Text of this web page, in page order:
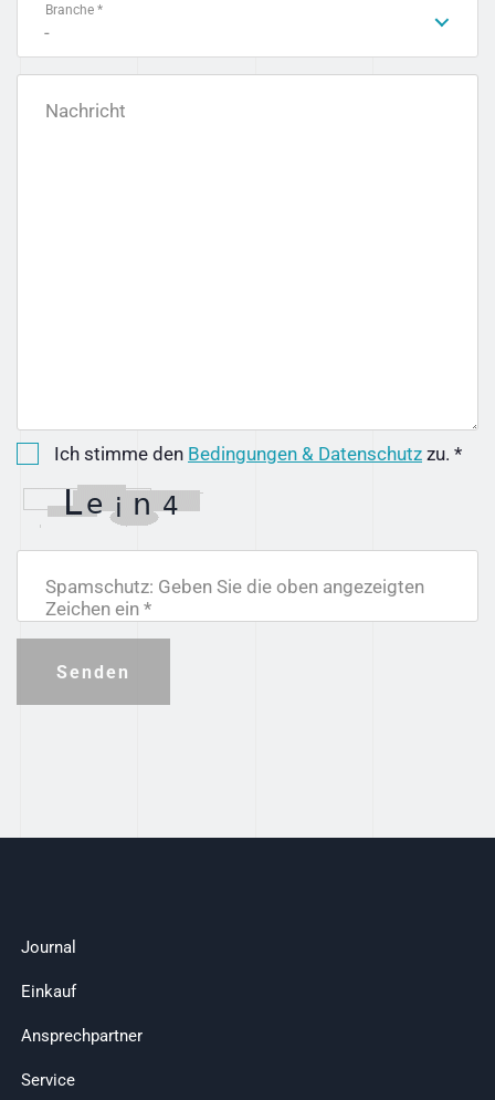
Branche *
-
Nachricht
Ich stimme den Bedingungen & Datenschutz zu. *
Spamschutz: Geben Sie die oben angezeigten
Zeichen ein *
Senden
Journal
Einkauf
Ansprechpartner
Service